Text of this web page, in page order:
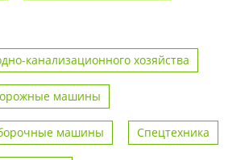
канализационного хозяйства
машины
машины Спецтехника